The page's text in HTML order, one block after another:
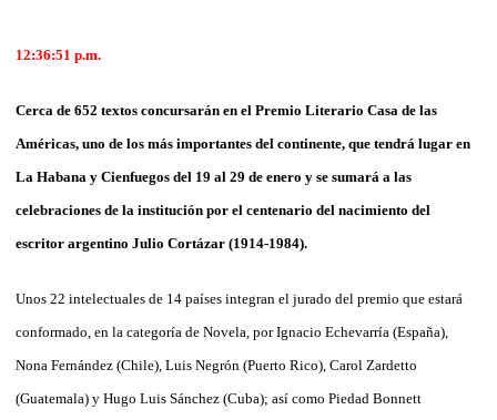
12:36:51 p.m.
Cerca de 652 textos concursarán en el Premio Literario Casa de las
Américas, uno de los más importantes del continente, que tendrá lugar en
La Habana y Cienfuegos del 19 al 29 de enero y se sumará a las
celebraciones de la institución por el centenario del nacimiento del
escritor argentino Julio Cortázar (1914-1984).
Unos 22 intelectuales de 14 países integran el jurado del premio que estará
conformado, en la categoría de Novela, por Ignacio Echevarría (España),
Nona Fernández (Chile), Luis Negrón (Puerto Rico), Carol Zardetto
(Guatemala) y Hugo Luis Sánchez (Cuba); así como Piedad Bonnett